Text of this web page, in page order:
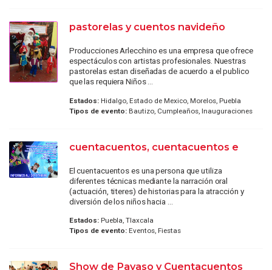
pastorelas y cuentos navideño
Producciones Arlecchino es una empresa que ofrece
espectáculos con artistas profesionales. Nuestras
pastorelas estan diseñadas de acuerdo a el publico
que las requiera Niños ...
Estados:Hidalgo, Estado de Mexico, Morelos, Puebla
Tipos de evento:Bautizo, Cumpleaños, Inauguraciones
cuentacuentos, cuentacuentos e
El cuentacuentos es una persona que utiliza
diferentes técnicas mediante la narración oral
(actuación, titeres) de historias para la atracción y
diversión de los niños hacia ...
Estados:Puebla, Tlaxcala
Tipos de evento:Eventos, Fiestas
Show de Payaso y Cuentacuentos